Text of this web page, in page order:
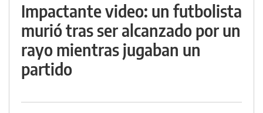
Impactante video: un futbolista
murió tras ser alcanzado por un
rayo mientras jugaban un
partido